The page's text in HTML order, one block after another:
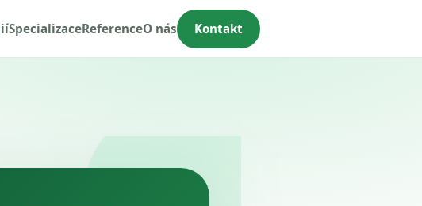
SpecializaceReferenceO nás Kontakt